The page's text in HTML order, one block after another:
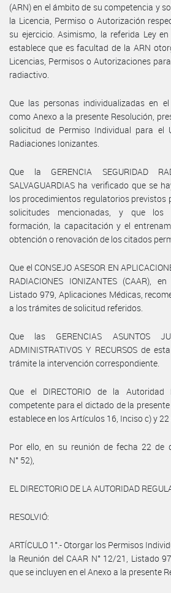
(ARN) en el ámbito de su competencia y
la Licencia, Permiso o Autorización
su ejercicio. Asimismo, la referida Ley
establece que es facultad de la ARN
Licencias, Permisos o Autorizaciones
radiactivo.
Que las personas individualizadas en
como Anexo a la presente Resolución,
solicitud de Permiso Individual para el
Radiaciones Ionizantes.
Que la GERENCIA SEGURIDAD
SALVAGUARDIAS ha verificado que se
los procedimientos regulatorios previstos
solicitudes mencionadas, y que los
formación, la capacitación y el
obtención o renovación de los citados
Que el CONSEJO ASESOR EN
RADIACIONES IONIZANTES (CAAR),
Listado 979, Aplicaciones Médicas,
a los trámites de solicitud referidos.
Que las GERENCIAS ASUNTOS
ADMINISTRATIVOS Y RECURSOS de
trámite la intervención correspondiente.
Que el DIRECTORIO de la Autoridad
competente para el dictado de la
establece en los Artículos 16, Inciso c) y 22
Por ello, en su reunión de fecha 22 de
N° 52),
EL DIRECTORIO DE LA AUTORIDAD
RESOLVIÓ:
ARTÍCULO 1°.- Otorgar los Permisos
la Reunión del CAAR N° 12/21, Listado
que se incluyen en el Anexo a la presente